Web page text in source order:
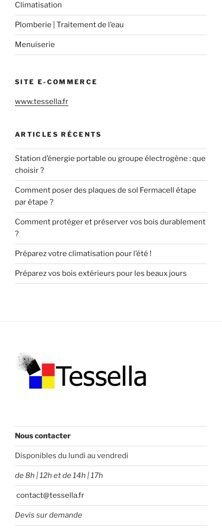
Climatisation
Plomberie | Traitement de l’eau
Menuiserie
SITE E-COMMERCE
www.tessella.fr
ARTICLES RÉCENTS
Station d’énergie portable ou groupe électrogène : que
choisir ?
Comment poser des plaques de sol Fermacell étape
par étape ?
Comment protéger et préserver vos bois durablement
?
Préparez votre climatisation pour l’été !
Préparez vos bois extérieurs pour les beaux jours
Nous contacter
Disponibles du lundi au vendredi
de 8h | 12h et de 14h | 17h
contact@tessella.fr
Devis sur demande